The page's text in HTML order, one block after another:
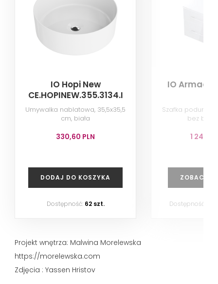
IO Hopi New
CE.HOPINEW.355.3134.I
Umywalka nablatowa, 35,5x35,5
cm, biała
330,60 PLN
DODAJ DO KOSZYKA
Dostępność: 62 szt.
IO Armadio
Szafka
bez
1
ZOBACZ
Dostępność:
Projekt wnętrza: Malwina Morelewska
https://morelewska.com
Zdjęcia : Yassen Hristov